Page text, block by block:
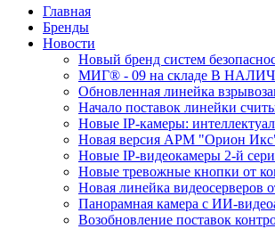
Главная
Бренды
Новости
Новый бренд систем
МИГ® - 09 на складе В
Обновленная линейка
Начало поставок линейки
Новые IP-камеры:
Новая версия АРМ "Орион
Новые IP-видеокамеры 2-й
Новые тревожные кнопки от
Новая линейка видеосерверов
Панорамная камера с ИИ-
Возобновление поставок